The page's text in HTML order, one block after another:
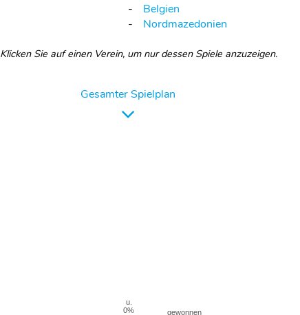
Belgien
Nordmazedonien
Klicken Sie auf einen Verein, um nur dessen Spiele anzuzeigen.
Gesamter Spielplan